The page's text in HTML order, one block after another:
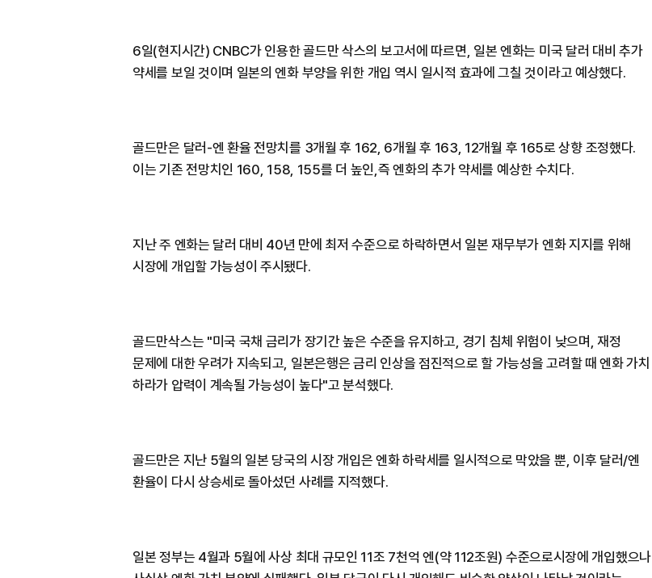
6일(현지시간) CNBC가 인용한 골드만 삭스의 보고서에 따르면, 일본 엔화는 미국 달러 대비 추가
약세를 보일 것이며 일본의 엔화 부양을 위한 개입 역시 일시적 효과에 그칠 것이라고 예상했다.
골드만은 달러-엔 환율 전망치를 3개월 후 162, 6개월 후 163, 12개월 후 165로 상향 조정했다.
이는 기존 전망치인 160, 158, 155를 더 높인,즉 엔화의 추가 약세를 예상한 수치다.
지난 주 엔화는 달러 대비 40년 만에 최저 수준으로 하락하면서 일본 재무부가 엔화 지지를 위해
시장에 개입할 가능성이 주시됐다.
골드만삭스는 "미국 국채 금리가 장기간 높은 수준을 유지하고, 경기 침체 위험이 낮으며, 재정
문제에 대한 우려가 지속되고, 일본은행은 금리 인상을 점진적으로 할 가능성을 고려할 때 엔화 가치
하라가 압력이 계속될 가능성이 높다"고 분석했다.
골드만은 지난 5월의 일본 당국의 시장 개입은 엔화 하락세를 일시적으로 막았을 뿐, 이후 달러/엔
환율이 다시 상승세로 돌아섰던 사례를 지적했다.
일본 정부는 4월과 5월에 사상 최대 규모인 11조 7천억 엔(약 112조원) 수준으로시장에 개입했으나